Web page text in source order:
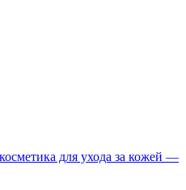
для ухода за кожей —